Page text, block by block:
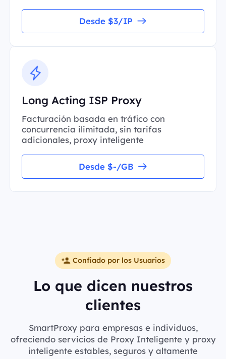
Desde $3/IP
Long Acting ISP Proxy
Facturación basada en tráfico con
concurrencia ilimitada, sin tarifas
adicionales, proxy inteligente
Desde $-/GB
Confiado por los Usuarios
Lo que dicen nuestros
clientes
SmartProxy para empresas e individuos,
ofreciendo servicios de Proxy Inteligente y proxy
inteligente estables, seguros y altamente